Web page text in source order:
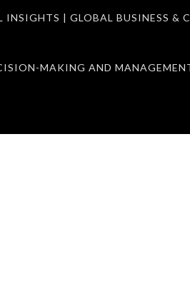
| GLOBAL BUSINESS &
MAKING AND